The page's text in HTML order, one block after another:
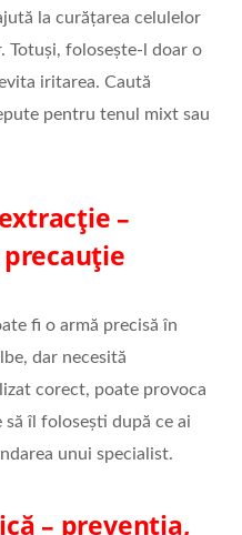
la curățarea celulelor
Totuși, folosește-l doar o
iritarea. Caută
pentru tenul mixt sau
–
fi o armă precisă în
dar necesită
corect, poate provoca
îl folosești după ce ai
unui specialist.
– prevenția,